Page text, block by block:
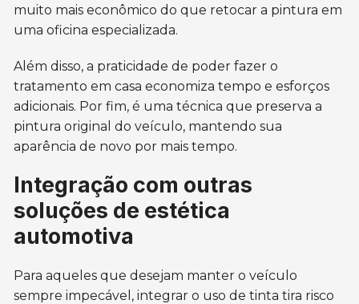
muito mais econômico do que retocar a pintura em
uma oficina especializada.
Além disso, a praticidade de poder fazer o
tratamento em casa economiza tempo e esforços
adicionais. Por fim, é uma técnica que preserva a
pintura original do veículo, mantendo sua
aparência de novo por mais tempo.
Integração com outras
soluções de estética
automotiva
Para aqueles que desejam manter o veículo
sempre impecável, integrar o uso de tinta tira risco